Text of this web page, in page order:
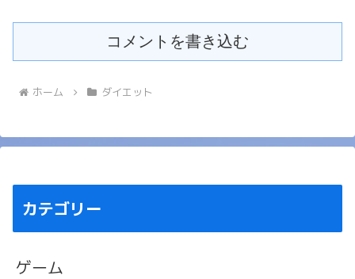
コメントを書き込む
ホーム ダイエット
カテゴリー
ゲーム